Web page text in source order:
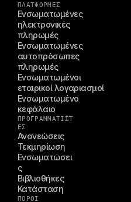
ΠΛΑΤΦΟΡΜΕΣ
Ενσωματωμένες
ηλεκτρονικές
πληρωμές
Ενσωματωμένες
αυτοπρόσωπες
πληρωμές
Ενσωματωμένοι
εταιρικοί λογαριασμοί
Ενσωματωμένο
κεφάλαιο
ΠΡΟΓΡΑΜΜΑΤΙΣΤ
ΈΣ
Ανανεώσεις
Τεκμηρίωση
Ενσωματώσει
ς
Βιβλιοθήκες
Κατάσταση
ΠΌΡΟΙ